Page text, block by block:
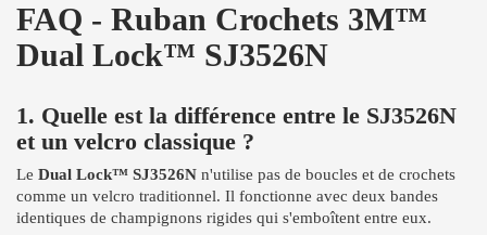
FAQ - Ruban Crochets 3M™
Dual Lock™ SJ3526N
1. Quelle est la différence entre le SJ3526N
et un velcro classique ?
Le Dual Lock™ SJ3526N n'utilise pas de boucles et de crochets
comme un velcro traditionnel. Il fonctionne avec deux bandes
identiques de champignons rigides qui s'emboîtent entre eux.